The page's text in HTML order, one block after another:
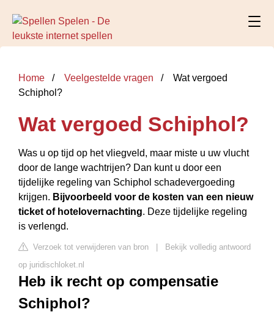
Home Veelgestelde vragen
Wat vergoed
Schiphol?
Wat vergoed Schiphol?
Was u op tijd op het vliegveld, maar miste u uw vlucht
door de lange wachtrijen? Dan kunt u door een
tijdelijke regeling van Schiphol schadevergoeding
krijgen. Bijvoorbeeld voor de kosten van een nieuw
ticket of hotelovernachting. Deze tijdelijke regeling
is verlengd.
Verzoek tot verwijderen van bron
Bekijk volledig antwoord
op juridischloket.nl
Heb ik recht op compensatie
Schiphol?